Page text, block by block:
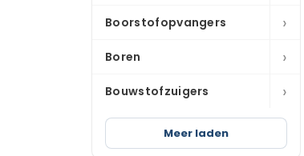
Boorstofopvangers ›
Boren ›
Bouwstofzuigers ›
Meer laden